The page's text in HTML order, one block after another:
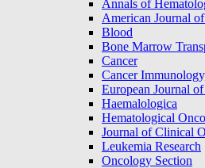
Annals of
American Journal
Blood
Bone Marrow
Cancer
Cancer
European Journal
Haemalologica
Hematological
Journal of Clinical
Leukemia Research
Oncology Section